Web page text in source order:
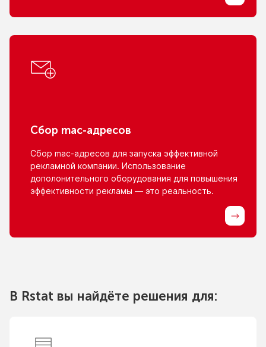
Сбор mac-адресов
Сбор mac-адресов для запуска эффективной
рекламной компании. Использование
дополонительного оборудования для повышения
эффективности рекламы — это реальность.
В Rstat вы найдёте решения для: